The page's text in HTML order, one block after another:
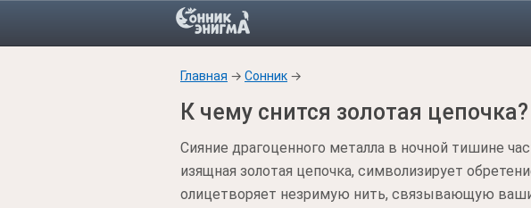
Главная → Сонник →
К чему снится золотая цепочка?
Сияние драгоценного металла в ночной тишине
изящная золотая цепочка, символизирует
олицетворяет незримую нить, связывающую